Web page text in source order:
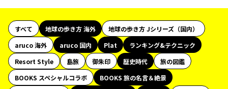
すべて 地球の歩き方 海外
地球の歩き方 Jシリーズ（国内）
aruco 海外
aruco 国内 Plat
ランキング&テクニック
Resort Style
島旅 御朱印 歴史時代
旅の図鑑
BOOKS スペシャルコラボ
BOOKS 旅の名言＆絶景